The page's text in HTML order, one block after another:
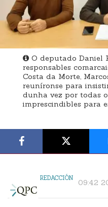
O deputado Daniel
responsables
Costa da Morte,
reuníronse para
dunha vez por todas
imprescindibles para
REDACCIÓN 09:42